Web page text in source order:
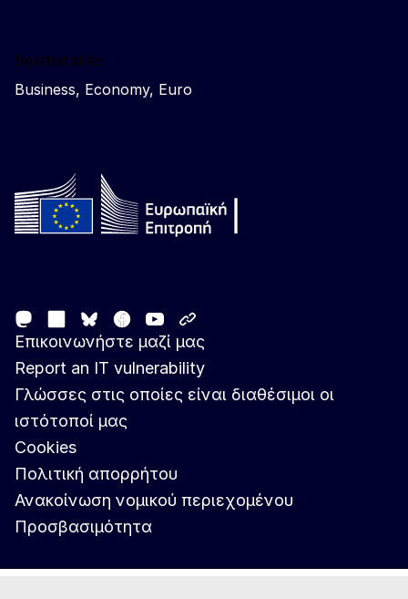
Related sites
Business, Economy, Euro
MastodonLinkedIn
Bluesky
Facebook
Youtube
Επικοινωνήστε μαζί μας
Report an IT vulnerability
Γλώσσες στις οποίες είναι διαθέσιμοι οι
ιστότοποί μας
Cookies
Πολιτική απορρήτου
Ανακοίνωση νομικού περιεχομένου
Προσβασιμότητα